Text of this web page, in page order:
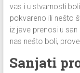
vas i u stvarnosti
pokvareno ili nešto
iz jave prenosi u
nas nešto boli,
Sanjati